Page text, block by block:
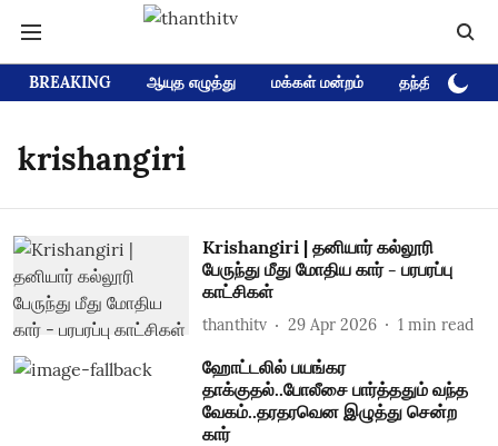
BREAKING ஆயுத எழுத்து மக்கள் மன்றம் தந்தி டிவி
krishangiri
Krishangiri | தனியார் கல்லூரி
பேருந்து மீது மோதிய கார் - பரபரப்பு
காட்சிகள்
thanthitv 29 Apr 2026 1 min read
ஹோட்டலில் பயங்கர
தாக்குதல்..போலீசை பார்த்ததும் வந்த
வேகம்..தரதரவென இழுத்து சென்ற
கார்